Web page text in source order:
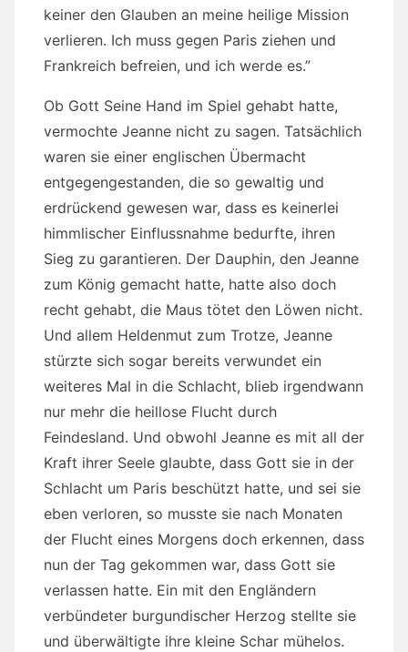
keiner den Glauben an meine heilige Mission
verlieren. Ich muss gegen Paris ziehen und
Frankreich befreien, und ich werde es.”
Ob Gott Seine Hand im Spiel gehabt hatte,
vermochte Jeanne nicht zu sagen. Tatsächlich
waren sie einer englischen Übermacht
entgegengestanden, die so gewaltig und
erdrückend gewesen war, dass es keinerlei
himmlischer Einflussnahme bedurfte, ihren
Sieg zu garantieren. Der Dauphin, den Jeanne
zum König gemacht hatte, hatte also doch
recht gehabt, die Maus tötet den Löwen nicht.
Und allem Heldenmut zum Trotze, Jeanne
stürzte sich sogar bereits verwundet ein
weiteres Mal in die Schlacht, blieb irgendwann
nur mehr die heillose Flucht durch
Feindesland. Und obwohl Jeanne es mit all der
Kraft ihrer Seele glaubte, dass Gott sie in der
Schlacht um Paris beschützt hatte, und sei sie
eben verloren, so musste sie nach Monaten
der Flucht eines Morgens doch erkennen, dass
nun der Tag gekommen war, dass Gott sie
verlassen hatte. Ein mit den Engländern
verbündeter burgundischer Herzog stellte sie
und überwältigte ihre kleine Schar mühelos.